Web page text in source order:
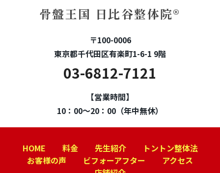
骨盤王国 日比谷整体院®
〒100-0006
東京都千代田区有楽町1-6-1 9階
03-6812-7121
【営業時間】
10：00～20：00（年中無休）
HOME 料金 先生紹介
トントン整体法
お客様の声
ビフォーアフター
アクセス